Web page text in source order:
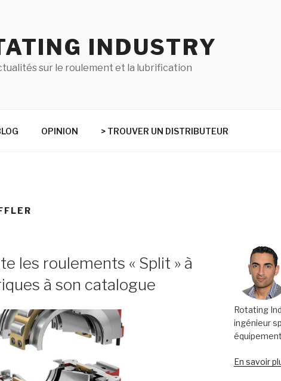
INDUSTRY
sur le roulement et la lubrification
OPINION > TROUVER UN DISTRIBUTEUR
les roulements « Split » à
à son catalogue
Rotating
ingénieur
En savoir